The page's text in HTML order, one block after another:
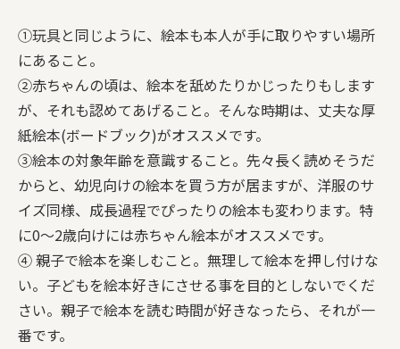
①玩具と同じように、絵本も本人が手に取りやすい場所
にあること。
②赤ちゃんの頃は、絵本を舐めたりかじったりもします
が、それも認めてあげること。そんな時期は、丈夫な厚
紙絵本(ボードブック)がオススメです。
③絵本の対象年齢を意識すること。先々長く読めそうだ
からと、幼児向けの絵本を買う方が居ますが、洋服のサ
イズ同様、成長過程でぴったりの絵本も変わります。特
に0〜2歳向けには赤ちゃん絵本がオススメです。
④ 親子で絵本を楽しむこと。無理して絵本を押し付けな
い。子どもを絵本好きにさせる事を目的としないでくだ
さい。親子で絵本を読む時間が好きなったら、それが一
番です。